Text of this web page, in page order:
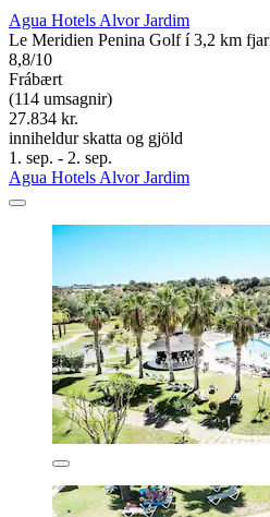
Agua Hotels Alvor Jardim
Le Meridien Penina Golf í 3,2 km
8,8/10
Frábært
(114 umsagnir)
27.834 kr.
inniheldur skatta og gjöld
1. sep. - 2. sep.
Agua Hotels Alvor Jardim